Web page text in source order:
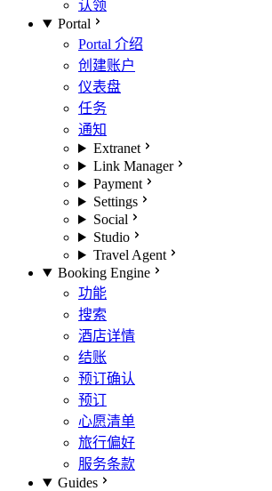
认领
Portal
Portal 介绍
创建账户
仪表盘
任务
通知
Extranet
Link Manager
Payment
Settings
Social
Studio
Travel Agent
Booking Engine
功能
搜索
酒店详情
结账
预订确认
预订
心愿清单
旅行偏好
服务条款
Guides